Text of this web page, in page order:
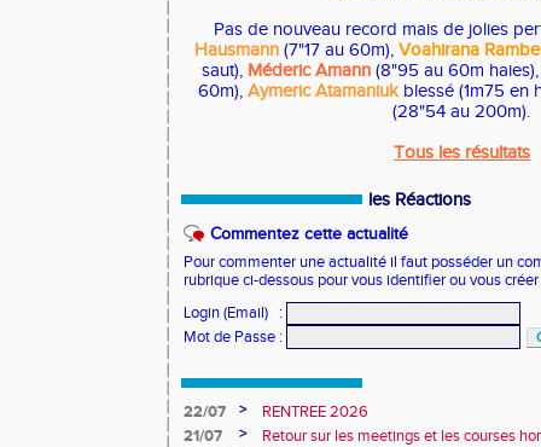
Pas de nouveau record mais de jolies
Hausmann (7"17 au 60m), Voahirana
saut), Méderic Amann (8"95 au 60m haies),
60m), Aymeric Atamaniukblessé (1m75 en
(28"54 au 200m).
Tous les résultats
les Réactions
Commentez cette actualité
Pour commenter une actualité il faut posséder un
rubrique ci-dessous pour vous identifier ou vous
Login (Email)
:
Mot de Passe :
22/07 >
RENTREE 2026
21/07
>
Retour sur les meetings et les courses